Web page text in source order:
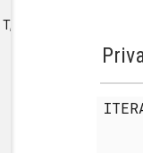
MINCHUNKSIZE,